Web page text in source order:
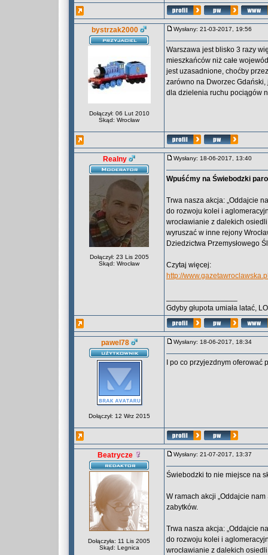
bystrzak2000
Dołączył: 06 Lut 2010
Skąd: Wrocław
Wysłany: 21-03-2017, 19:56
Warszawa jest blisko 3 razy
mieszkańców niż całe
jest uzasadnione, choćby
zarówno na Dworzec
dla dzielenia ruchu pociągów
Realny
Dołączył: 23 Lis 2005
Skąd: Wrocław
Wysłany: 18-06-2017, 13:40
Wpuśćmy na Świebodzki
Trwa nasza akcja: „Oddajcie
do rozwoju kolei i
wrocławianie z dalekich
wyruszać w inne rejony
Dziedzictwa Przemysłowego
Czytaj więcej:
http://
Gdyby głupota umiała latać,
pawel78
Dołączył: 12 Wrz 2015
Wysłany: 18-06-2017, 18:34
I po co przyjezdnym oferować
Beatrycze
Dołączyła: 11 Lis 2005
Skąd: Legnica
Wysłany: 21-07-2017, 13:37
Świebodzki to nie miejsce na
W ramach akcji „Oddajcie
zabytków.
Trwa nasza akcja: „Oddajcie
do rozwoju kolei i
wrocławianie z dalekich